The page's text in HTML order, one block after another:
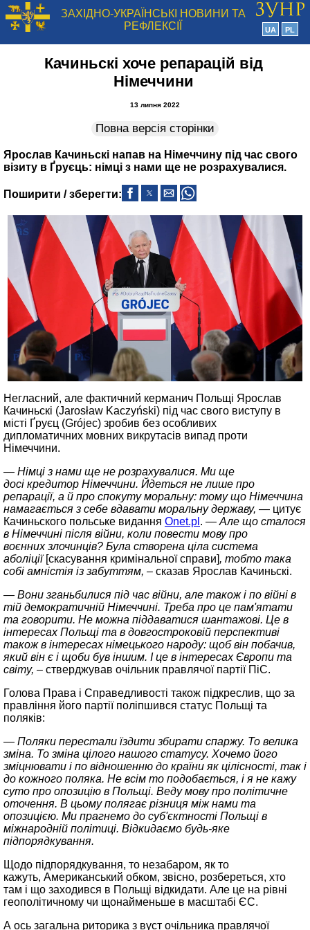
ЗАХІДНО-УКРАЇНСЬКІ НОВИНИ ТА
РЕФЛЕКСІЇ
UA PL
Качиньскі хоче репарацій від
Німеччини
13 липня 2022
Повна версія сторінки
Ярослав Качиньскі напав на Німеччину під час свого
візиту в Ґруєць: німці з нами ще не розрахувалися.
Поширити / зберегти:
Негласний, але фактичний керманич Польщі Ярослав
Качиньскі (Jarosław Kaczyński) під час свого виступу в
місті Ґруєц (Grójec) зробив без особливих
дипломатичних мовних викрутасів випад проти
Німеччини.
— Німці з нами ще не розрахувалися. Ми ще
досі кредитор Німеччини. Йдеться не лише про
репарації, а й про спокуту моральну: тому що Німеччина
намагається з себе вдавати моральну державу, — цитує
Качиньского польське видання Onet.pl . — Але що сталося
в Німеччині після війни, коли повести мову про
воєнних злочинців? Була створена ціла система
аболіції [скасування кримінальної справи], тобто така
собі амністія із забуттям, – сказав Ярослав Качиньскі.
— Вони зганьбилися під час війни, але також і по війні в
тій демократичній Німеччині. Треба про це пам'ятати
та говорити. Не можна піддаватися шантажові. Це в
інтересах Польщі та в довгостроковій перспективі
також в інтересах німецького народу: щоб він побачив,
який він є і щоби був іншим. І це в інтересах Європи та
світу, – стверджував очільник правлячої партії ПіС.
Голова Права і Справедливості також підкреслив, що за
правління його партії поліпшився статус Польщі та
поляків:
— Поляки перестали їздити збирати спаржу. То велика
зміна. То зміна цілого нашого статусу. Хочемо його
зміцнювати і по відношенню до країни як цілісності, так і
до кожного поляка. Не всім то подобається, і я не кажу
суто про опозицію в Польщі. Веду мову про політичне
оточення. В цьому полягає різниця між нами та
опозицією. Ми прагнемо до суб'єктності Польщі в
міжнародній політиці. Відкидаємо будь-яке
підпорядкування.
Щодо підпорядкування, то незабаром, як то
кажуть, Американський обком, звісно, розбереться, хто
там і що заходився в Польщі відкидати. Але це на рівні
геополітичному чи щонайменьше в масштабі ЄС.
А ось загальна риторика з вуст очільника правлячої